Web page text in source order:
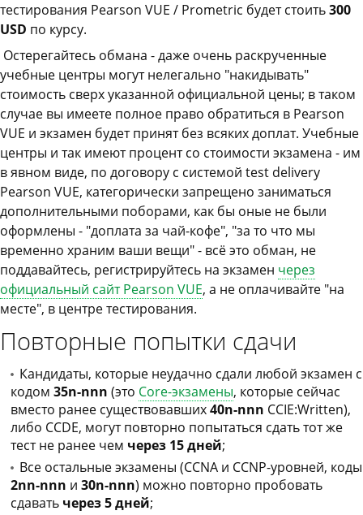
тестирования Pearson VUE / Prometric будет стоить300
USD по курсу.
Остерегайтесь обмана - даже очень раскрученные
учебные центры могут нелегально "накидывать"
стоимость сверх указанной официальной цены; в таком
случае вы имеете полное право обратиться в Pearson
VUE и экзамен будет принят без всяких доплат. Учебные
центры и так имеют процент со стоимости экзамена - им
в явном виде, по договору с системой test delivery
Pearson VUE, категорически запрещено заниматься
дополнительными поборами, как бы оные не были
оформлены - "доплата за чай-кофе", "за то что мы
временно храним ваши вещи" - всё это обман, не
поддавайтесь, регистрируйтесь на экзамен через
официальный сайт Pearson VUE, а не оплачивайте "на
месте", в центре тестирования.
Повторные попытки сдачи
Кандидаты, которые неудачно сдали любой экзамен с
кодом 35n-nnn (это Core-экзамены, которые сейчас
вместо ранее существовавших40n-nnn CCIE:Written),
либо CCDE, могут повторно попытаться сдать тот же
тест не ранее чем через 15 дней;
Все остальные экзамены (CCNA и CCNP-уровней, коды
2nn-nnn и 30n-nnn) можно повторно пробовать
сдавать через 5 дней;